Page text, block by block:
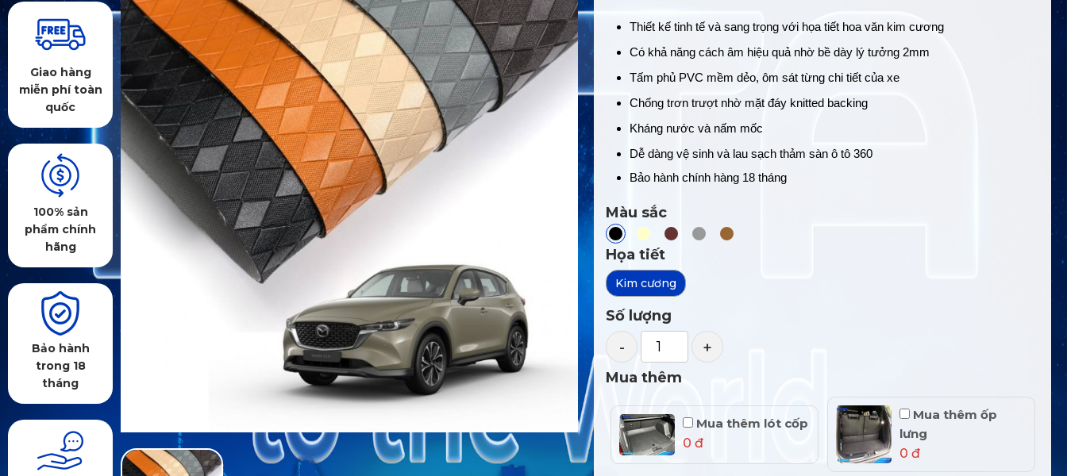
Giao hàng
miễn phí toàn
quốc
100% sản
phẩm chính
hãng
Bảo hành
trong 18
tháng
Thiết kế tinh tế và sang trọng với họa tiết hoa văn kim cương
Có khả năng cách âm hiệu quả nhờ bề dày lý tưởng 2mm
Tấm phủ PVC mềm dẻo, ôm sát từng chi tiết của xe
Chống trơn trượt nhờ mặt đáy knitted backing
Kháng nước và nấm mốc
Dễ dàng vệ sinh và lau sạch thảm sàn ô tô 360
Bảo hành chính hàng 18 tháng
Màu sắc
Họa tiết
Kim cương
Số lượng
- +
Mua thêm
Mua thêm lót cốp
0 đ
Mua thêm ốp
lưng
0 đ